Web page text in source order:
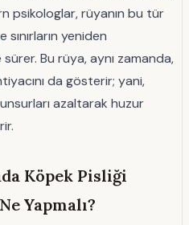
psikologlar, rüyanın bu tür
sınırların yeniden
Bu rüya, aynı zamanda,
da gösterir; yani,
azaltarak huzur
Köpek Pisliği
Yapmalı?